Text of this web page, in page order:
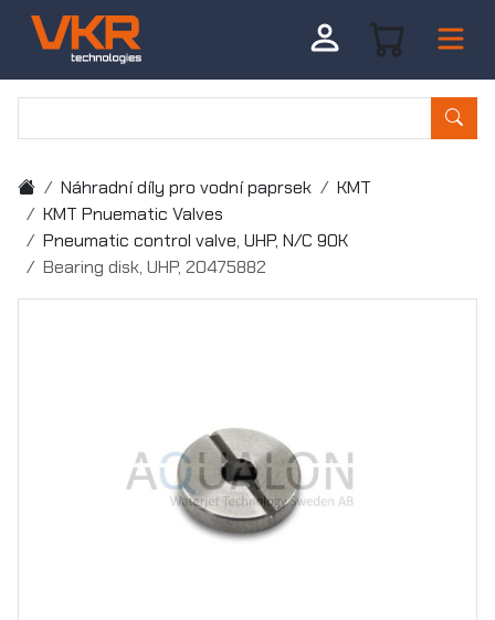
Náhradní díly pro vodní paprsek
KMT
KMT Pnuematic Valves
Pneumatic control valve, UHP, N/C 90K
Bearing disk, UHP, 20475882